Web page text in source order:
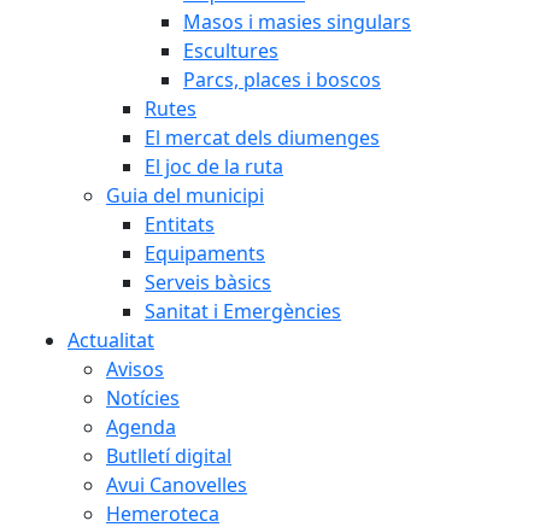
Masos i masies singulars
Escultures
Parcs, places i boscos
Rutes
El mercat dels diumenges
El joc de la ruta
Guia del municipi
Entitats
Equipaments
Serveis bàsics
Sanitat i Emergències
Actualitat
Avisos
Notícies
Agenda
Butlletí digital
Avui Canovelles
Hemeroteca